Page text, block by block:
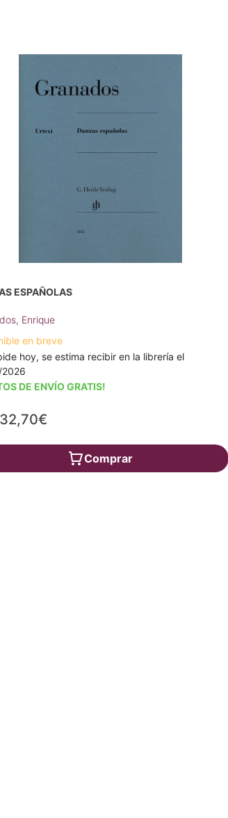
ESPAÑOLAS
Enrique
en breve
hoy, se estima recibir en la librería el
DE ENVÍO GRATIS!
32,70€
Comprar